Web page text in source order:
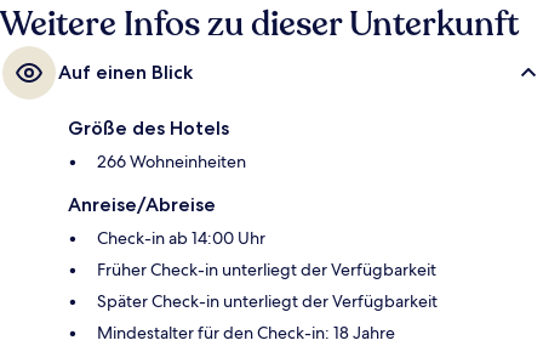
Weitere Infos zu dieser Unterkunft
Auf einen Blick
Größe des Hotels
266 Wohneinheiten
Anreise/Abreise
Check-in ab 14:00 Uhr
Früher Check-in unterliegt der Verfügbarkeit
Später Check-in unterliegt der Verfügbarkeit
Mindestalter für den Check-in: 18 Jahre